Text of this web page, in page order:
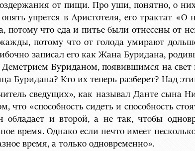
от пищи. Про уши, понятно, о
упрется в Аристотеля, его трактат
что еда и питье были отнесены от
жажды, потому что от голода умирают
записал его как Жана Буридана,
Буриданом, появившимся на свет
Буридана? Кто их теперь разберет? Над
сведущих», как называл Данте сына
что «способность сидеть и способность
обладает и второй, а не так, чтобы
время. Однако если нечто имеет
время, а только одновременно».